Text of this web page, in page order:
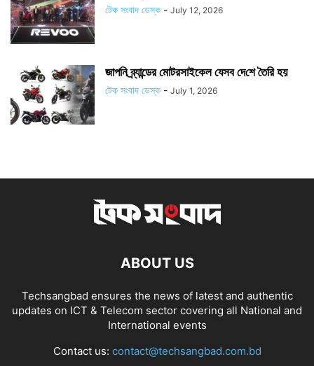
টেক সংবাদ ডেস্ক - July 12, 2026
জাপ‌নি ব্র্যান্ডের মোটরসাইকেল যেসব দে‌শে তৈ‌রি হয়
টেক সংবাদ ডেস্ক - July 1, 2026
ABOUT US
Techsangbad ensures the news of latest and authentic
updates on ICT & Telecom sector covering all National and
International events
Contact us: contact@techsangbad.com.bd